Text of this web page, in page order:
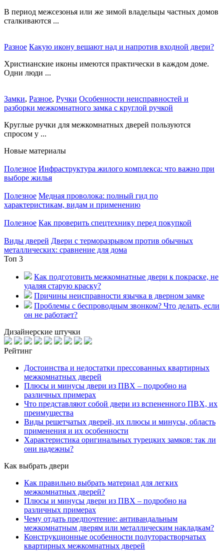
В период межсезонья или же зимой владельцы частных домов
сталкиваются ...
Разное Какую икону вешают над и напротив входной двери?
Христианские иконы имеются практически в каждом доме.
Одни люди ...
Замки, Разное, Ручки Особенности неисправностей и
разборки межкомнатного замка с круглой ручкой
Круглые ручки для межкомнатных дверей пользуются
спросом у ...
Новые материалы
Полезное Инфраструктура жилого комплекса: что важно при
выборе жилья
Полезное Медная проволока: полный гид по
характеристикам, видам и применению
Полезное Как проверить спецтехнику перед покупкой
Виды дверей Двери с терморазрывом против обычных
металлических: сравнение для дома
Топ 3
Как подготовить межкомнатные двери к покраске, не
удаляя старую краску?
Причины неисправности язычка в дверном замке
Проблемы с беспроводным звонком? Что делать, если
он не работает?
Дизайнерские штучки
Рейтинг
Достоинства и недостатки прессованных квартирных
межкомнатных дверей
Плюсы и минусы двери из ПВХ – подробно на
различных примерах
Что представляют собой двери из вспененного ПВХ, их
преимущества
Виды решетчатых дверей, их плюсы и минусы, область
применения и их особенности
Характеристика оригинальных турецких замков: так ли
они надежны?
Как выбрать двери
Как правильно выбрать материал для легких
межкомнатных дверей?
Плюсы и минусы двери из ПВХ – подробно на
различных примерах
Чему отдать предпочтение: антивандальным
межкомнатным дверям или металлическим накладкам?
Конструкционные особенности полуторастворчатых
квартирных межкомнатных дверей